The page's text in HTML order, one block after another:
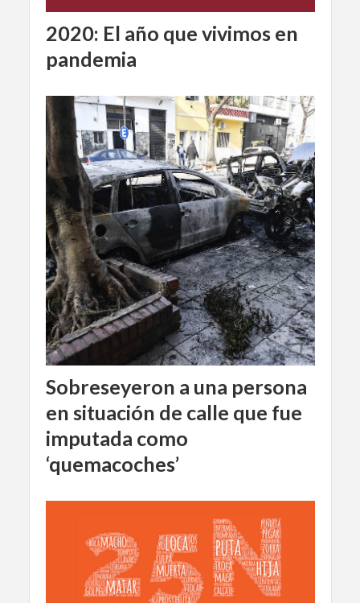
2020: El año que vivimos en
pandemia
Sobreseyeron a una persona
en situación de calle que fue
imputada como
‘quemacoches’